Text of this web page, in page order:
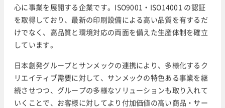
心に事業を展開する企業です。ISO9001・ISO14001 の認証
を取得しており、最新の印刷設備による高い品質を有するだ
けでなく、高品質と環境対応の両面を備えた生産体制を確立
しています。
日本創発グループとサンメックの連携により、多様化するク
リエイティブ需要に対して、サンメックの特色ある事業を継
続させつつ、グループの多様なソリューションも取り入れて
いくことで、お客様に対してより付加価値の高い商品・サー